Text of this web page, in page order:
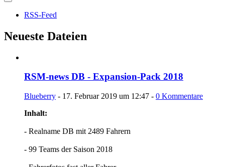
RSS-Feed
Neueste Dateien
RSM-news DB - Expansion-Pack 2018
Blueberry - 17. Februar 2019 um 12:47 - 0 Kommentare
Inhalt:
- Realname DB mit 2489 Fahrern
- 99 Teams der Saison 2018